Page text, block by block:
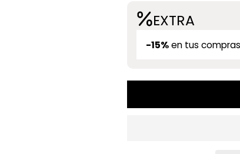
EXTRA
-15%en tus